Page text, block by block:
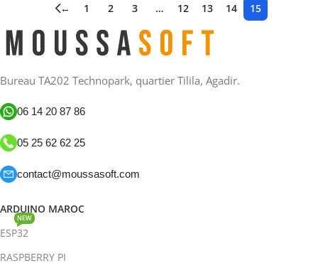
← 1 2 3 … 12 13 14 15
Bureau TA202 Technopark, quartier Tilila, Agadir.
06 14 20 87 86
05 25 62 62 25
contact@moussasoft.com
ARDUINO MAROC
ESP32
NEW
RASPBERRY PI